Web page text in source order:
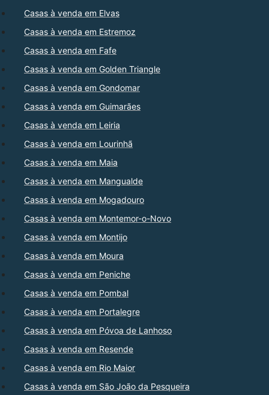
Casas à venda em Elvas
Casas à venda em Estremoz
Casas à venda em Fafe
Casas à venda em Golden Triangle
Casas à venda em Gondomar
Casas à venda em Guimarães
Casas à venda em Leiria
Casas à venda em Lourinhã
Casas à venda em Maia
Casas à venda em Mangualde
Casas à venda em Mogadouro
Casas à venda em Montemor-o-Novo
Casas à venda em Montijo
Casas à venda em Moura
Casas à venda em Peniche
Casas à venda em Pombal
Casas à venda em Portalegre
Casas à venda em Póvoa de Lanhoso
Casas à venda em Resende
Casas à venda em Rio Maior
Casas à venda em São João da Pesqueira